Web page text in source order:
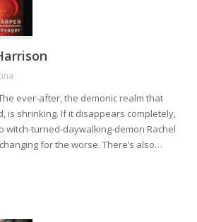
ever-after, the demonic realm that
is shrinking. If it disappears completely,
witch-turned-daywalking-demon Rachel
for the worse. There’s also…